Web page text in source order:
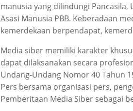
manusia yang dilindungi Pancasila,
Asasi Manusia PBB. Keberadaan
kemerdekaan berpendapat,
Media siber memiliki karakter
dapat dilaksanakan secara
Undang-Undang Nomor 40 Tahun
Pers bersama organisasi pers,
Pemberitaan Media Siber sebagai